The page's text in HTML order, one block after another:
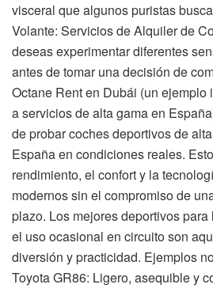
visceral que algunos puristas
Volante: Servicios de Alquiler de
deseas experimentar diferentes
antes de tomar una decisión de
Octane Rent en Dubái (un
a servicios de alta gama en
de probar coches deportivos de
España en condiciones reales.
rendimiento, el confort y la
modernos sin el compromiso de
plazo. Los mejores deportivos
el uso ocasional en circuito son
diversión y practicidad. Ejemplos
Toyota GR86: Ligero, asequible y